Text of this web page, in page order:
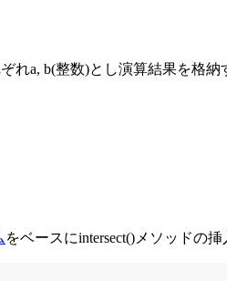
a, b(整数)とし演算結果を格
をベースにintersect()メソッドの